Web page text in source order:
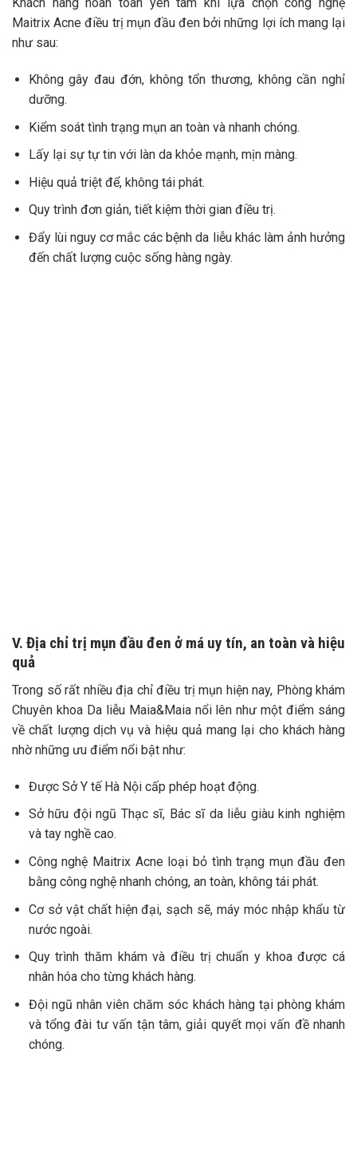
Maitrix Acne điều trị mụn đầu đen bởi những lợi ích mang lại
như sau:
Không gây đau đớn, không tổn thương, không cần nghỉ
dưỡng.
Kiểm soát tình trạng mụn an toàn và nhanh chóng.
Lấy lại sự tự tin với làn da khỏe mạnh, mịn màng.
Hiệu quả triệt để, không tái phát.
Quy trình đơn giản, tiết kiệm thời gian điều trị.
Đẩy lùi nguy cơ mắc các bệnh da liễu khác làm ảnh hưởng
đến chất lượng cuộc sống hàng ngày.
V. Địa chỉ trị mụn đầu đen ở má uy tín, an toàn và hiệu
quả
Trong số rất nhiều địa chỉ điều trị mụn hiện nay, Phòng khám
Chuyên khoa Da liễu Maia&Maia nổi lên như một điểm sáng
về chất lượng dịch vụ và hiệu quả mang lại cho khách hàng
nhờ những ưu điểm nổi bật như:
Được Sở Y tế Hà Nội cấp phép hoạt động.
Sở hữu đội ngũ Thạc sĩ, Bác sĩ da liễu giàu kinh nghiệm
và tay nghề cao.
Công nghệ Maitrix Acne loại bỏ tình trạng mụn đầu đen
bằng công nghệ nhanh chóng, an toàn, không tái phát.
Cơ sở vật chất hiện đại, sạch sẽ, máy móc nhập khẩu từ
nước ngoài.
Quy trình thăm khám và điều trị chuẩn y khoa được cá
nhân hóa cho từng khách hàng.
Đội ngũ nhân viên chăm sóc khách hàng tại phòng khám
và tổng đài tư vấn tận tâm, giải quyết mọi vấn đề nhanh
chóng.